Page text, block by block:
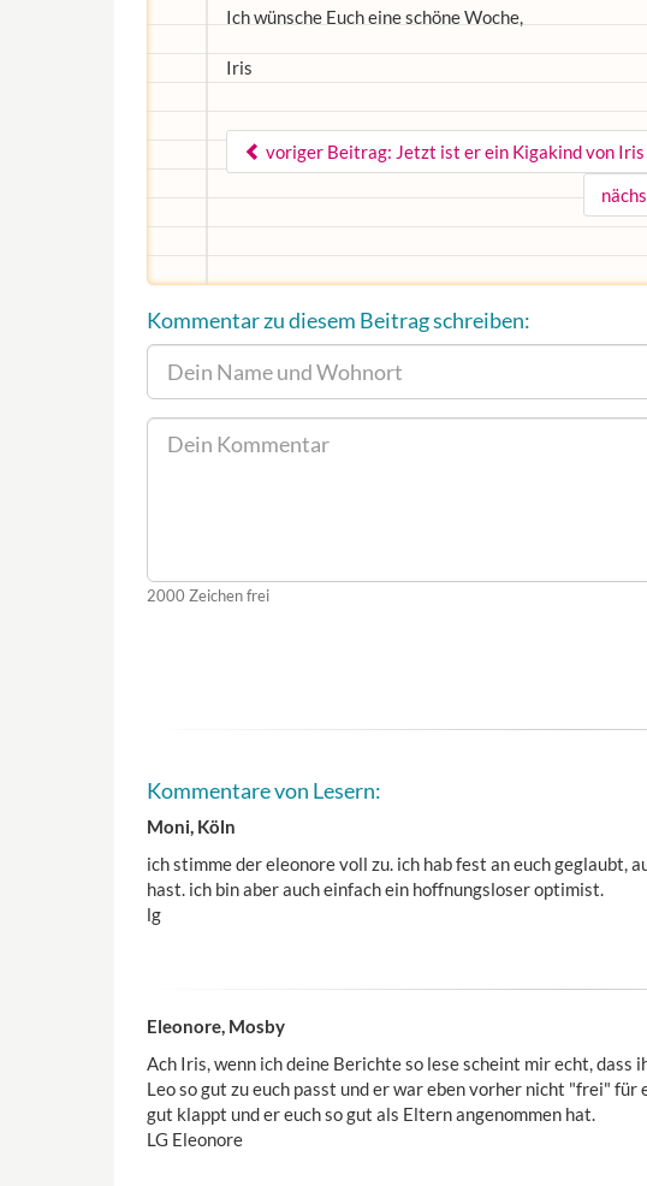
Ich wünsche Euch eine schöne Woche,
Iris
voriger Beitrag: Jetzt ist er ein Kigakind von Iris
Kommentar zu diesem Beitrag schreiben:
2000 Zeichen frei
Kommentare von Lesern:
Moni, Köln
ich stimme der eleonore voll zu. ich hab fest an euch geglaubt,
hast. ich bin aber auch einfach ein hoffnungsloser optimist.
lg
Eleonore, Mosby
Ach Iris, wenn ich deine Berichte so lese scheint mir echt,
Leo so gut zu euch passt und er war eben vorher nicht "frei" für
gut klappt und er euch so gut als Eltern angenommen hat.
LG Eleonore